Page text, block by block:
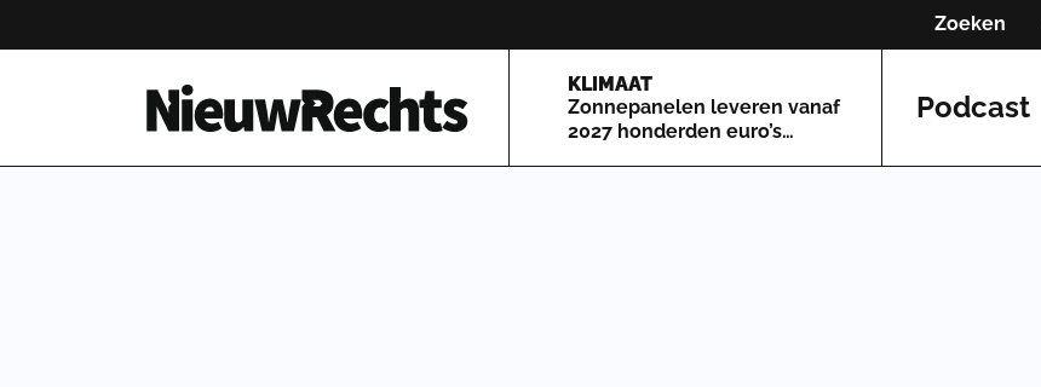
Zoeken
Homepage van NieuwRechts
KLIMAAT
Zonnepanelen leveren vanaf
2027 honderden euro’s
Podcast